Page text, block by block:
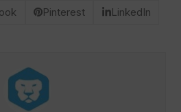
Pinterest LinkedIn